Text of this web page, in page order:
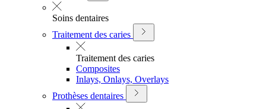
Soins dentaires
Traitement des caries
Traitement des caries
Composites
Inlays, Onlays, Overlays
Prothèses dentaires